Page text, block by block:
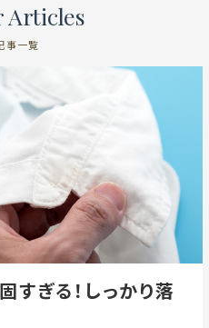
Articles
事一覧
すぎる！しっかり落